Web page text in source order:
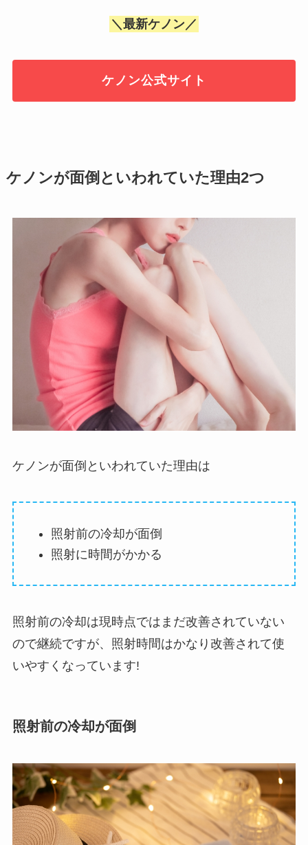
＼最新ケノン／
ケノン公式サイト
ケノンが面倒といわれていた理由2つ
ケノンが面倒といわれていた理由は
照射前の冷却が面倒
照射に時間がかかる
照射前の冷却は現時点ではまだ改善されていない
ので継続ですが、照射時間はかなり改善されて使
いやすくなっています!
照射前の冷却が面倒